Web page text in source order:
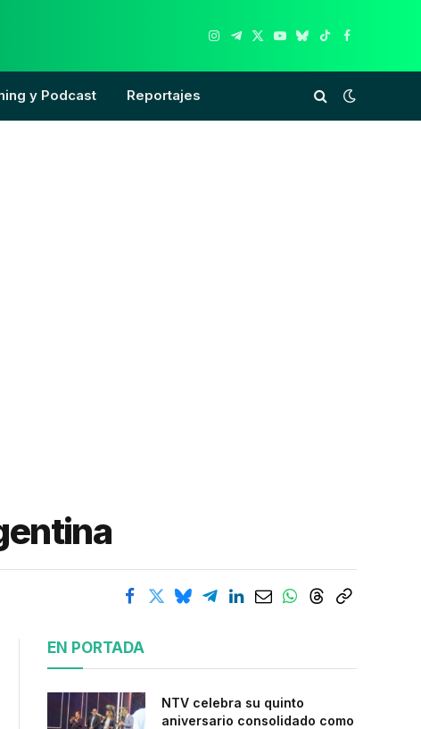
Instagram
Telegram
X
YouTube
Bluesky
TikTokFacebook
y Podcast Reportajes
EN PORTADA
NTV celebra su quinto
aniversario consolidado como